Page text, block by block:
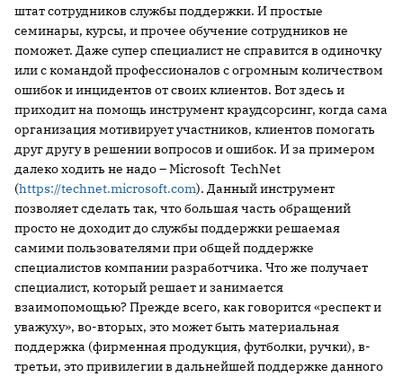
штат сотрудников службы поддержки. И простые
семинары, курсы, и прочее обучение сотрудников не
поможет. Даже супер специалист не справится в одиночку
или с командой профессионалов c огромным количеством
ошибок и инцидентов от своих клиентов. Вот здесь и
приходит на помощь инструмент краудсорсинг, когда сама
организация мотивирует участников, клиентов помогать
друг другу в решении вопросов и ошибок. И за примером
далеко ходить не надо – Microsoft TechNet
(https://technet.microsoft.com). Данный инструмент
позволяет сделать так, что большая часть обращений
просто не доходит до службы поддержки решаемая
самими пользователями при общей поддержке
специалистов компании разработчика. Что же получает
специалист, который решает и занимается
взаимопомощью? Прежде всего, как говорится «респект и
уважуху», во-вторых, это может быть материальная
поддержка (фирменная продукция, футболки, ручки), в-
третьи, это привилегии в дальнейшей поддержке данного